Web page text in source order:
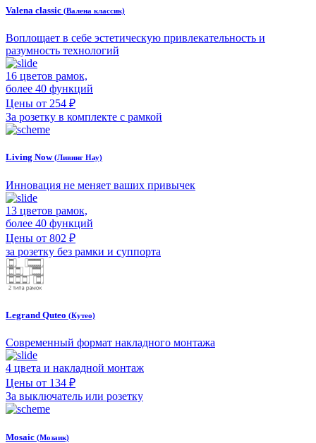
Valena classic (Валена классик)
Воплощает в себе эстетическую привлекательность и
разумность технологий
16 цветов рамок,
более 40 функций
Цены от 254 ₽
За розетку в комплекте с рамкой
Living Now(Ливинг Нау)
Инновация не меняет ваших привычек
13 цветов рамок,
более 40 функций
Цены от 802 ₽
за розетку без рамки и суппорта
Legrand Quteo (Кутео)
Современный формат накладного монтажа
4 цвета и накладной монтаж
Цены от 134 ₽
За выключатель или розетку
Mosaic (Мозаик)